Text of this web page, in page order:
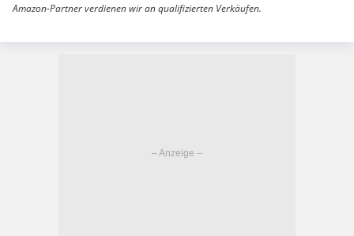
Amazon-Partner verdienen wir an qualifizierten Verkäufen.